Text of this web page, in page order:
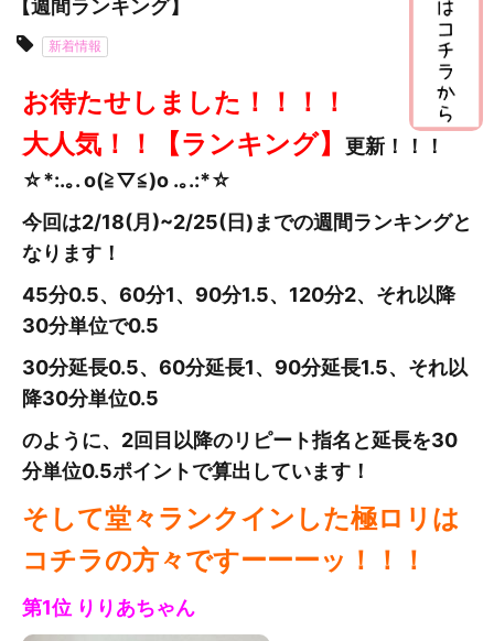
【週間ランキング】
新着情報
お待たせしました！！！！
大人気！！【ランキング】
更新 ！！！
☆*:.｡. o(≧▽≦)o .｡.:*☆
今回は2/18(月)~2/25(日)までの週間ランキングと
なります！
45分0.5、60分1、90分1.5、120分2、それ以降
30分単位で0.5
30分延長0.5、60分延長1、90分延長1.5、それ以
降30分単位0.5
のように、2回目以降のリピート指名と延長を30
分単位0.5ポイントで算出しています！
そして堂々ランクインした極ロリは
コチラの方々ですーーーッ！！！
第1位 りりあちゃん